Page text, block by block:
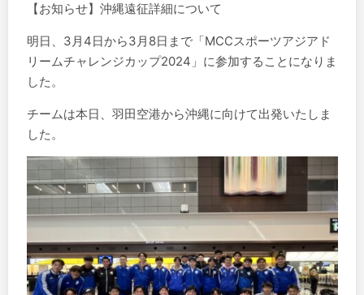
【お知らせ】沖縄遠征詳細について
明日、3月4日から3月8日まで「MCCスポーツアジアド
リームチャレンジカップ2024」に参加することになりま
した。
チームは本日、羽田空港から沖縄に向けて出発いたしま
した。